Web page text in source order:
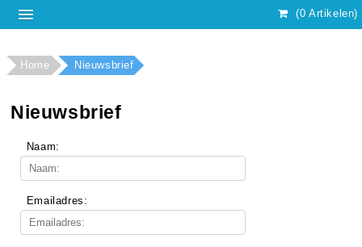
(0 Artikelen)
Home Nieuwsbrief
Nieuwsbrief
Naam:
Emailadres: